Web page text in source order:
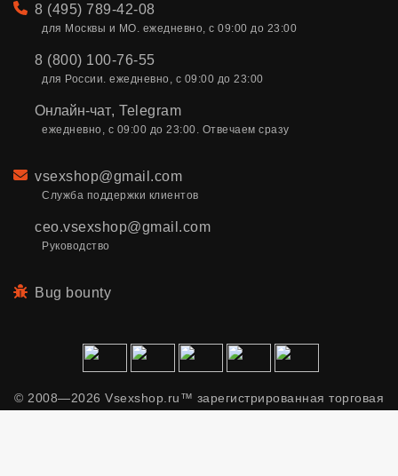
Телефон
8 (495) 789-42-08
для Москвы и МО. ежедневно, с 09:00 до 23:00
8 (800) 100-76-55
для России. ежедневно, с 09:00 до 23:00
Онлайн-чат, Telegram
ежедневно, с 09:00 до 23:00. Отвечаем сразу
Email
vsexshop@gmail.com
Служба поддержки клиентов
ceo.vsexshop@gmail.com
Руководство
Bug bounty
© 2008—2026 Vsexshop.ru™ зарегистрированная торговая